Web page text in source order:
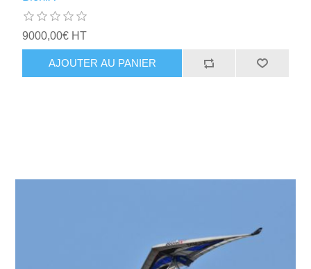
9000,00€ HT
AJOUTER AU PANIER